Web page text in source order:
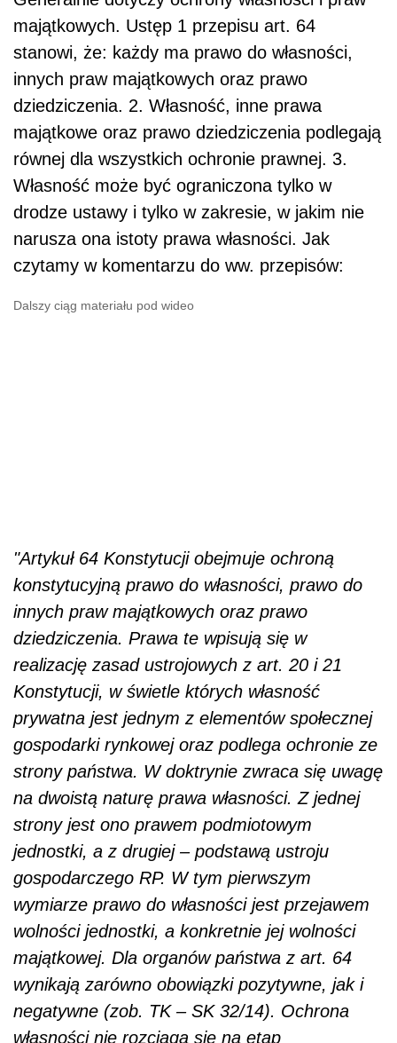
majątkowych. Ustęp 1 przepisu art. 64
stanowi, że: każdy ma prawo do własności,
innych praw majątkowych oraz prawo
dziedziczenia. 2. Własność, inne prawa
majątkowe oraz prawo dziedziczenia podlegają
równej dla wszystkich ochronie prawnej. 3.
Własność może być ograniczona tylko w
drodze ustawy i tylko w zakresie, w jakim nie
narusza ona istoty prawa własności. Jak
czytamy w komentarzu do ww. przepisów:
Dalszy ciąg materiału pod wideo
"Artykuł 64 Konstytucji obejmuje ochroną
konstytucyjną prawo do własności, prawo do
innych praw majątkowych oraz prawo
dziedziczenia. Prawa te wpisują się w
realizację zasad ustrojowych z art. 20 i 21
Konstytucji, w świetle których własność
prywatna jest jednym z elementów społecznej
gospodarki rynkowej oraz podlega ochronie ze
strony państwa. W doktrynie zwraca się uwagę
na dwoistą naturę prawa własności. Z jednej
strony jest ono prawem podmiotowym
jednostki, a z drugiej – podstawą ustroju
gospodarczego RP. W tym pierwszym
wymiarze prawo do własności jest przejawem
wolności jednostki, a konkretnie jej wolności
majątkowej. Dla organów państwa z art. 64
wynikają zarówno obowiązki pozytywne, jak i
negatywne (zob. TK – SK 32/14). Ochrona
własności nie rozciąga się na etap